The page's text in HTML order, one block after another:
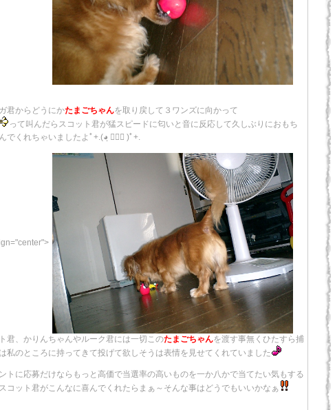
君からどうにかたまごちゃんを取り戻して３ワンズに向かって
って叫んだらスコット君が猛スピードに匂いと音に反応して久しぶりにおもち
でくれちゃいましたよﾟ+.(◕ฺ ∀◕ฺ )ﾟ+.
君、かりんちゃんやルーク君には一切このたまごちゃんを渡す事無くひたすら捕
私のところに持ってきて投げて欲しそうは表情を見せてくれていました
トに応募だけならもっと高価で当選率の高いものを一か八かで当てたい気もする
コット君がこんなに喜んでくれたらまぁ～そんな事はどうでもいいかなぁ